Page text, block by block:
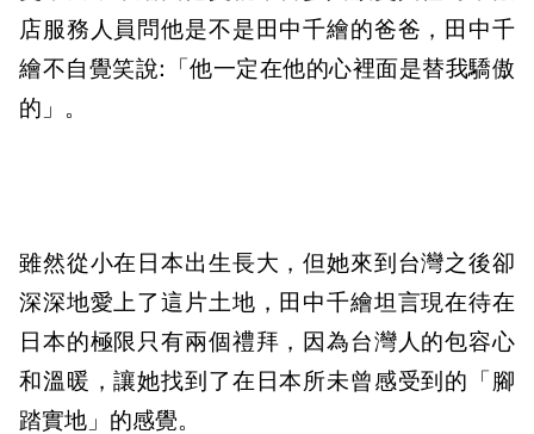
店服務人員問他是不是田中千繪的爸爸，田中千
繪不自覺笑說:「他一定在他的心裡面是替我驕傲
的」。
雖然從小在日本出生長大，但她來到台灣之後卻
深深地愛上了這片土地，田中千繪坦言現在待在
日本的極限只有兩個禮拜，因為台灣人的包容心
和溫暖，讓她找到了在日本所未曾感受到的「腳
踏實地」的感覺。